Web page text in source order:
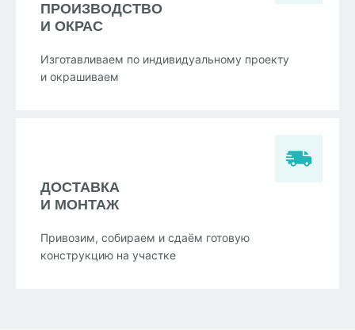
ПРОИЗВОДСТВО
И ОКРАС
Изготавливаем по индивидуальному проекту
и окрашиваем
ДОСТАВКА
И МОНТАЖ
Привозим, собираем и сдаём готовую
конструкцию на участке